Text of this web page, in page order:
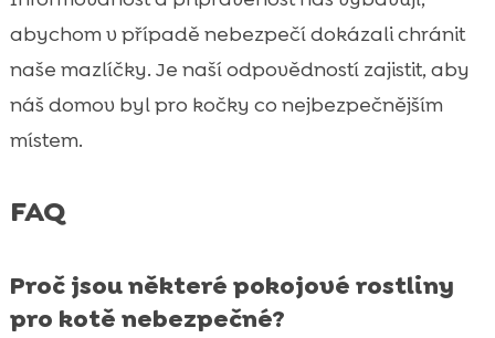
abychom v případě nebezpečí dokázali chránit
naše mazlíčky. Je naší odpovědností zajistit, aby
náš domov byl pro kočky co nejbezpečnějším
místem.
FAQ
Proč jsou některé pokojové rostliny
pro kotě nebezpečné?